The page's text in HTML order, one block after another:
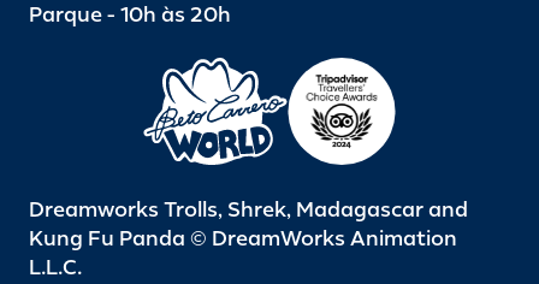
Parque - 10h às 20h
Dreamworks Trolls, Shrek, Madagascar and
Kung Fu Panda © DreamWorks Animation
L.L.C.